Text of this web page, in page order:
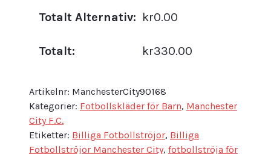
Totalt Alternativ: kr0.00
Totalt: kr330.00
Artikelnr: ManchesterCity90168
Kategorier: Fotbollskläder för Barn, Manchester
City F.C.
Etiketter: Billiga Fotbollströjor, Billiga
Fotbollströjor Manchester City, fotbollströja för